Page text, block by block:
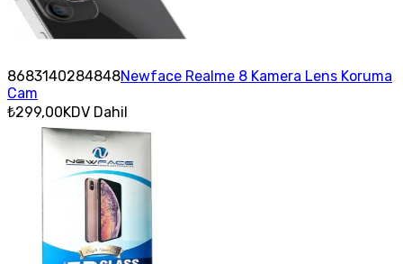
8683140284848Newface Realme 8 Kamera Lens Koruma
Cam
₺299,00KDV Dahil